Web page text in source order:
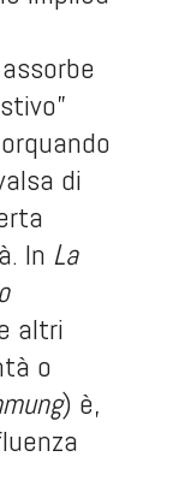
di
In La
altri
o
) è,